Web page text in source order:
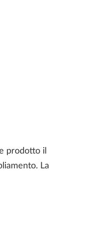
prodotto il
La